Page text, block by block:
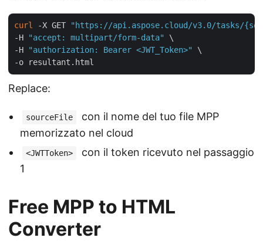
curl -X GET
"https://api.aspose.cloud/v3.0/tasks/
-H
"accept: multipart/form-data"
\
-H
"authorization: Bearer <JWT_Token>"
\
Replace:
sourceFile
con il nome del tuo file MPP
memorizzato nel cloud
<JWTToken>
con il token ricevuto nel passaggio
1
Free MPP to HTML
Converter